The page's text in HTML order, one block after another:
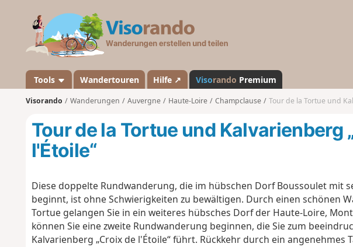
a
n
d
Tools Wandertouren Hilfe ↗ Visorando Premium
Visorando Wanderungen Auvergne Haute-Loire Champclause Tour de la Tortue und
Tour de la Tortue und Kalvarienberg
l'Étoile“
Diese doppelte Rundwanderung, die im hübschen Dorf Boussoulet mit
beginnt, ist ohne Schwierigkeiten zu bewältigen. Durch einen schönen
Tortue gelangen Sie in ein weiteres hübsches Dorf der Haute-Loire,
können Sie eine zweite Rundwanderung beginnen, die Sie zum
Kalvarienberg „Croix de l'Étoile“ führt. Rückkehr durch ein angenehmes